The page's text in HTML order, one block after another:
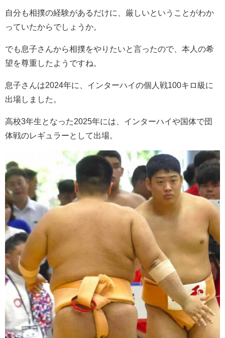
自分も相撲の経験があるだけに、厳しいということがわか
っていたからでしょうか。
でも息子さんから相撲をやりたいと言ったので、本人の希
望を尊重したようですね。
息子さんは2024年に、インターハイの個人戦100キロ級に
出場しました。
高校3年生となった2025年には、インターハイや国体で団
体戦のレギュラーとして出場。